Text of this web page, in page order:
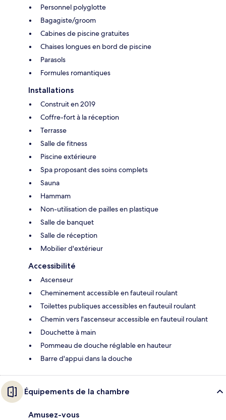
Personnel polyglotte
Bagagiste/groom
Cabines de piscine gratuites
Chaises longues en bord de piscine
Parasols
Formules romantiques
Installations
Construit en 2019
Coffre-fort à la réception
Terrasse
Salle de fitness
Piscine extérieure
Spa proposant des soins complets
Sauna
Hammam
Non-utilisation de pailles en plastique
Salle de banquet
Salle de réception
Mobilier d'extérieur
Accessibilité
Ascenseur
Cheminement accessible en fauteuil roulant
Toilettes publiques accessibles en fauteuil roulant
Chemin vers l'ascenseur accessible en fauteuil roulant
Douchette à main
Pommeau de douche réglable en hauteur
Barre d'appui dans la douche
Équipements de la chambre
Amusez-vous